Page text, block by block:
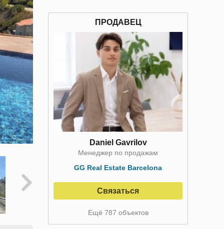
ПРОДАВЕЦ
Daniel Gavrilov
Менеджер по продажам
GG Real Estate Barcelona
Связаться
Ещё 787 объектов